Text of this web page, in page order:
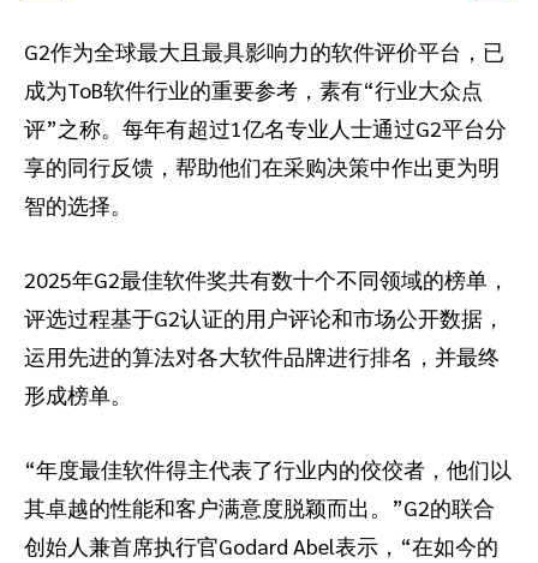
G2作为全球最大且最具影响力的软件评价平台，已
成为ToB软件行业的重要参考，素有“行业大众点
评”之称。每年有超过1亿名专业人士通过G2平台分
享的同行反馈，帮助他们在采购决策中作出更为明
智的选择。
2025年G2最佳软件奖共有数十个不同领域的榜单，
评选过程基于G2认证的用户评论和市场公开数据，
运用先进的算法对各大软件品牌进行排名，并最终
形成榜单。
“年度最佳软件得主代表了行业内的佼佼者，他们以
其卓越的性能和客户满意度脱颖而出。”G2的联合
创始人兼首席执行官Godard Abel表示，“在如今的